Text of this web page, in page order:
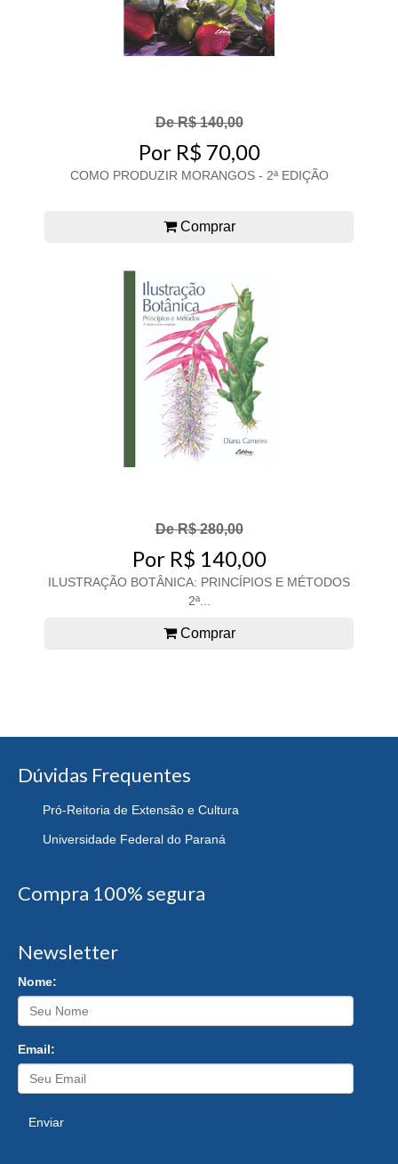
De R$ 140,00
Por R$ 70,00
COMO PRODUZIR MORANGOS - 2ª EDIÇÃO
Comprar
De R$ 280,00
Por R$ 140,00
ILUSTRAÇÃO BOTÂNICA: PRINCÍPIOS E MÉTODOS
2ª...
Comprar
Dúvidas Frequentes
Pró-Reitoria de Extensão e Cultura
Universidade Federal do Paraná
Compra 100% segura
Newsletter
Nome:
Email:
Enviar